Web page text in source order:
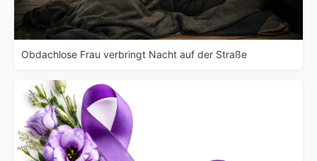
Obdachlose Frau verbringt Nacht auf der Straße